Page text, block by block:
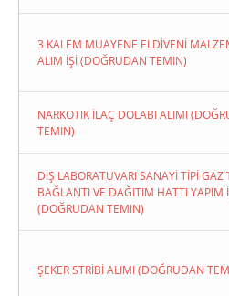
3 KALEM MUAYENE ELDİVENİ
ALIM İŞİ (DOĞRUDAN TEMIN)
NARKOTIK İLAÇ DOLABI ALIMI
TEMIN)
DİŞ LABORATUVARI SANAYİ TİPİ GAZ
BAĞLANTI VE DAĞITIM HATTI YAPIM
(DOĞRUDAN TEMIN)
ŞEKER STRİBİ ALIMI (DOĞRUDAN